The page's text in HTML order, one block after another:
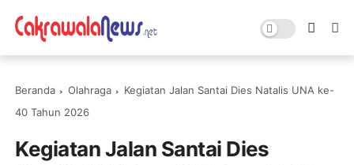
Beranda Olahraga
Kegiatan Jalan Santai Dies Natalis UNA ke-
40 Tahun 2026
Kegiatan Jalan Santai Dies